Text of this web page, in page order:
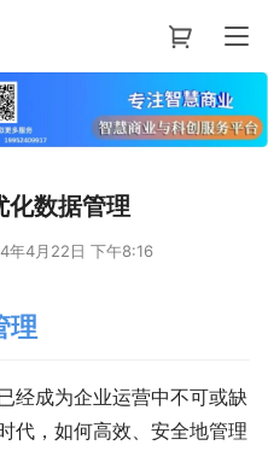
化数据管理
年4月22日 下午8:16
理
经成为企业运营中不可或缺
代，如何高效、安全地管理